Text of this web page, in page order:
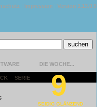
| Impressum | Version 1.13.0.9
DIE WOCHE...
SERIE 9
SEIDIG GLÄNZEND